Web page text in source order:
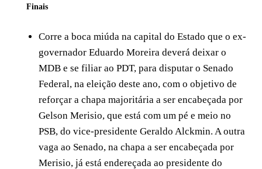
Finais
Corre a boca miúda na capital do Estado que o ex-
governador Eduardo Moreira deverá deixar o
MDB e se filiar ao PDT, para disputar o Senado
Federal, na eleição deste ano, com o objetivo de
reforçar a chapa majoritária a ser encabeçada por
Gelson Merisio, que está com um pé e meio no
PSB, do vice-presidente Geraldo Alckmin. A outra
vaga ao Senado, na chapa a ser encabeçada por
Merisio, já está endereçada ao presidente do